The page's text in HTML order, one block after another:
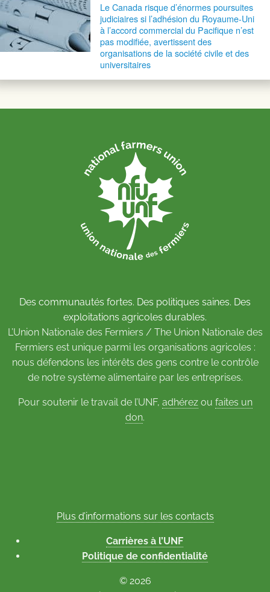
Le Canada risque d’énormes poursuites
judiciaires si l’adhésion du Royaume-Uni
à l’accord commercial du Pacifique n’est
pas modifiée, avertissent des
organisations de la société civile et des
universitaires
Des communautés fortes. Des politiques saines. Des
exploitations agricoles durables.
L’Union Nationale des Fermiers / The Union Nationale des
Fermiers est unique parmi les organisations agricoles :
nous défendons les intérêts des gens contre le contrôle
de notre système alimentaire par les entreprises.
Pour soutenir le travail de l’UNF, adhérezou faites un
don.
Plus d’informations sur les contacts
Carrières à l’UNF
Politique de confidentialité
© 2026